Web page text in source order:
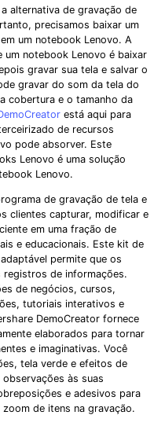
alternativa de gravação de
precisamos baixar um
um notebook Lenovo. A
um notebook Lenovo é baixar
gravar sua tela e salvar o
gravar do som da tela do
cobertura e o tamanho da
está aqui para
de recursos
pode absorver. Este
Lenovo é uma solução
Lenovo.
de gravação de tela e
clientes capturar, modificar e
em uma fração de
e educacionais. Este kit de
permite que os
registros de informações.
de negócios, cursos,
tutoriais interativos e
DemoCreator fornece
elaborados para tornar
e imaginativas. Você
tela verde e efeitos de
às suas
e adesivos para
de itens na gravação.